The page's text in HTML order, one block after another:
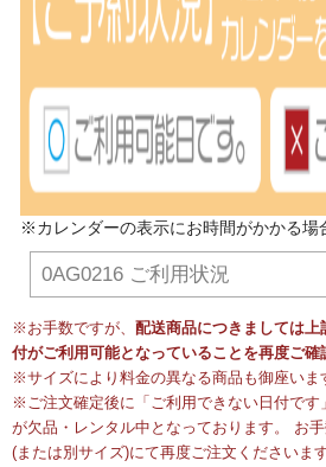
※カレンダーの表示にお時間がかかる場
0AG0216 ご利用状況
※お手数ですが、 配送商品につきましては上
付がご利用可能となっていることを再度ご確
※サイズにより料金の異なる商品も御座いま
※ご注文確定後に「ご利用できない日付です
が欠品・レンタル中となっております。 お
(または別サイズ)にて再度ご注文くださいま